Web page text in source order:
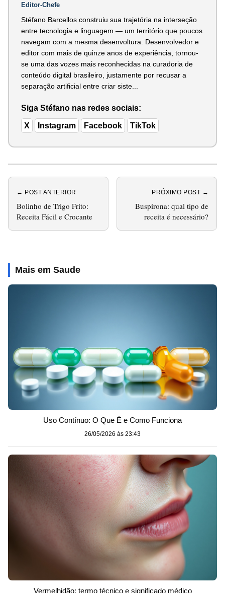
Editor-Chefe
Stéfano Barcellos construiu sua trajetória na interseção
entre tecnologia e linguagem — um território que poucos
navegam com a mesma desenvoltura. Desenvolvedor e
editor com mais de quinze anos de experiência, tornou-
se uma das vozes mais reconhecidas na curadoria de
conteúdo digital brasileiro, justamente por recusar a
separação artificial entre criar siste...
Siga Stéfano nas redes sociais:
X Instagram Facebook TikTok
← POST ANTERIOR
Bolinho de Trigo Frito:
Receita Fácil e Crocante
PRÓXIMO POST →
Buspirona: qual tipo de
receita é necessário?
Mais em Saude
Uso Contínuo: O Que É e Como Funciona
26/05/2026 às 23:43
Vermelhidão: termo técnico e significado médico